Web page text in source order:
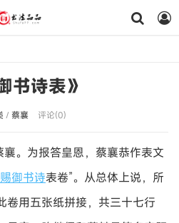
书诗表》
/ 蔡襄 评论(0)
襄。为报答皇恩，蔡襄恭作表文
御书诗表卷”。从总体上说，所
卷用五张纸拼接，共三十七行